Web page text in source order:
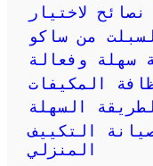
لاختيار
من ساكو
سهلة وفعالة
المكيفات
السهلة
التكييف
المنزلي